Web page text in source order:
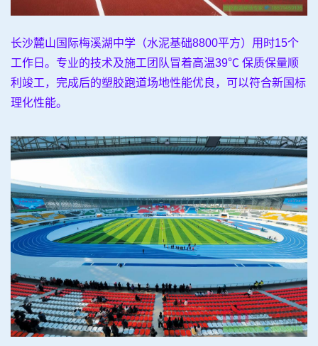
长沙麓山国际梅溪湖中学（水泥基础8800平方）用时15个
工作日。专业的技术及施工团队冒着高温39℃ 保质保量顺
利竣工，完成后的塑胶跑道场地性能优良，可以符合新国标
理化性能。